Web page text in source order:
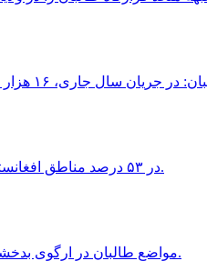
در ۵۳ درصد مناطق افغانستان سوءتغذیه رو به افزایش است.
مواضع طالبان در ارگوى بدخشان هدف حمله راكتى قرار گرفت.